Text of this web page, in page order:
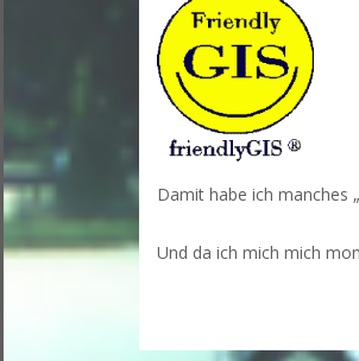
Damit habe ich manches
Und da ich mich mich